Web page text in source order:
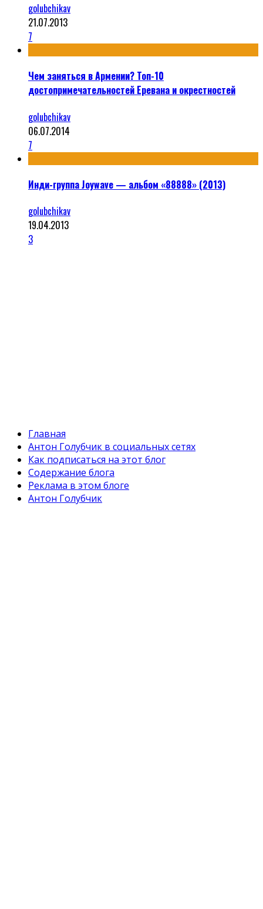
golubchikav
21.07.2013
7
Чем заняться в Армении? Топ-10
достопримечательностей Еревана и окрестностей
golubchikav
06.07.2014
7
Инди-группа Joywave — альбом «88888» (2013)
golubchikav
19.04.2013
3
Главная
Антон Голубчик в социальных сетях
Как подписаться на этот блог
Содержание блога
Реклама в этом блоге
Антон Голубчик